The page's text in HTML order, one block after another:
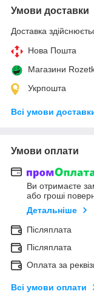
Умови доставки
Доставка
Нова Пошта
Магазини
Укрпошта
Всі умови
Умови оплати
Ви отримаєте
або гроші
Детальніше
Післяплата
Післяплата
Оплата за
Всі умови оплати